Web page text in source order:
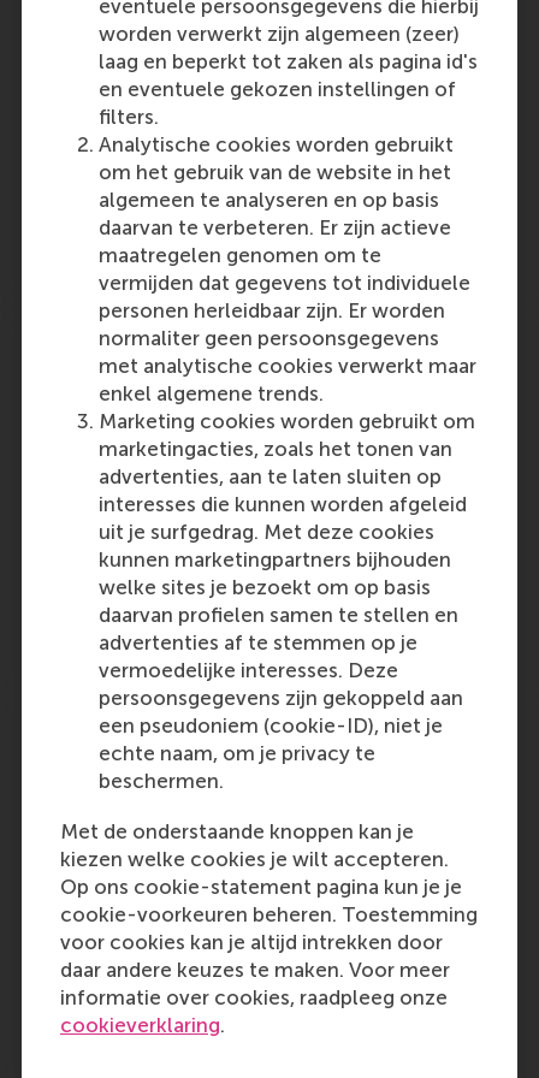
eventuele persoonsgegevens die hierbij
worden verwerkt zijn algemeen (zeer)
laag en beperkt tot zaken als pagina id's
en eventuele gekozen instellingen of
filters.
Analytische cookies worden gebruikt
om het gebruik van de website in het
algemeen te analyseren en op basis
daarvan te verbeteren. Er zijn actieve
maatregelen genomen om te
vermijden dat gegevens tot individuele
personen herleidbaar zijn. Er worden
normaliter geen persoonsgegevens
met analytische cookies verwerkt maar
enkel algemene trends.
Marketing cookies worden gebruikt om
marketingacties, zoals het tonen van
advertenties, aan te laten sluiten op
interesses die kunnen worden afgeleid
uit je surfgedrag. Met deze cookies
kunnen marketingpartners bijhouden
welke sites je bezoekt om op basis
daarvan profielen samen te stellen en
advertenties af te stemmen op je
vermoedelijke interesses. Deze
persoonsgegevens zijn gekoppeld aan
een pseudoniem (cookie-ID), niet je
echte naam, om je privacy te
beschermen.
Met de onderstaande knoppen kan je
kiezen welke cookies je wilt accepteren.
Op ons cookie-statement pagina kun je je
cookie-voorkeuren beheren. Toestemming
voor cookies kan je altijd intrekken door
daar andere keuzes te maken. Voor meer
informatie over cookies, raadpleeg onze
cookieverklaring.
Absolutely not There are also concerns in the
church about whether there will be enough
volunteers to keep the church running.
Professor Lucas Meijs is optimistic: 'People
continue to need…
Outlet: Media Type:
Newspaper
Saturday, 3 February 2024
Mind the Gap: Addressing Unconscious
Bias in Multidisciplinary Team Ideation
The research of two RSM alumni is published
in the Journal: Kamilla Dajani MSs Business
Information Management 2022 and Jozef
Šaranko MSc Stategic Management 2022.
Outlet:
CERN IdeaSquare Journal of Experimental Innovation
Friday, 2 February 2024
Monthly: Altice USA (ATUS: $2.44) down
24% in January, lowest amongst
Communications sector
Alumnus Gerrit Jan Bakker (BScIBA) is
mentioned in the company round-up report
as a board member of communications
company Altice USA.
Outlet:
www.buysellsignals.com Media Type:
Online
Thursday, 1 February 2024